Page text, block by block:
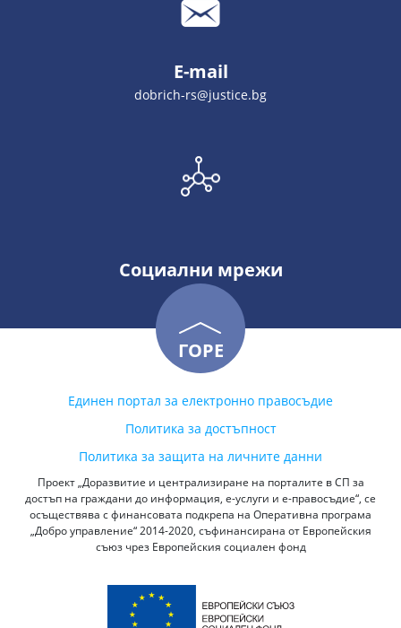
E-mail
dobrich-rs@justice.bg
Социални мрежи
ГОРЕ
Единен портал за електронно правосъдие
Политика за достъпност
Политика за защита на личните данни
Проект „Доразвитие и централизиране на порталите в СП за
достъп на граждани до информация, е-услуги и е-правосъдие“, се
осъществява с финансовата подкрепа на Оперативна програма
„Добро управление“ 2014-2020, съфинансирана от Европейския
съюз чрез Европейския социален фонд